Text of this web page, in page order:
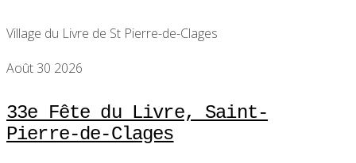
Village du Livre de St Pierre-de-Clages
Août 30 2026
33e Fête du Livre, Saint-
Pierre-de-Clages